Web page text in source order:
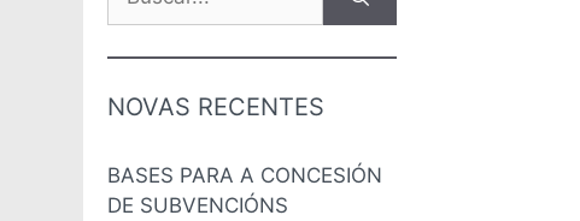
NOVAS RECENTES
BASES PARA A CONCESIÓN
DE SUBVENCIÓNS